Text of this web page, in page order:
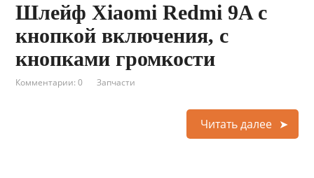
Шлейф Xiaomi Redmi 9A с
кнопкой включения, с
кнопками громкости
Комментарии: 0 Запчасти
Читать далее